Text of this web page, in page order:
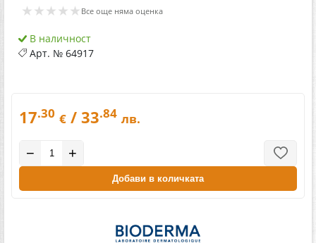
★★★★★ Все още няма оценка
В наличност
Арт. № 64917
17.30 € / 33.84 лв.
− +
Добави в количката